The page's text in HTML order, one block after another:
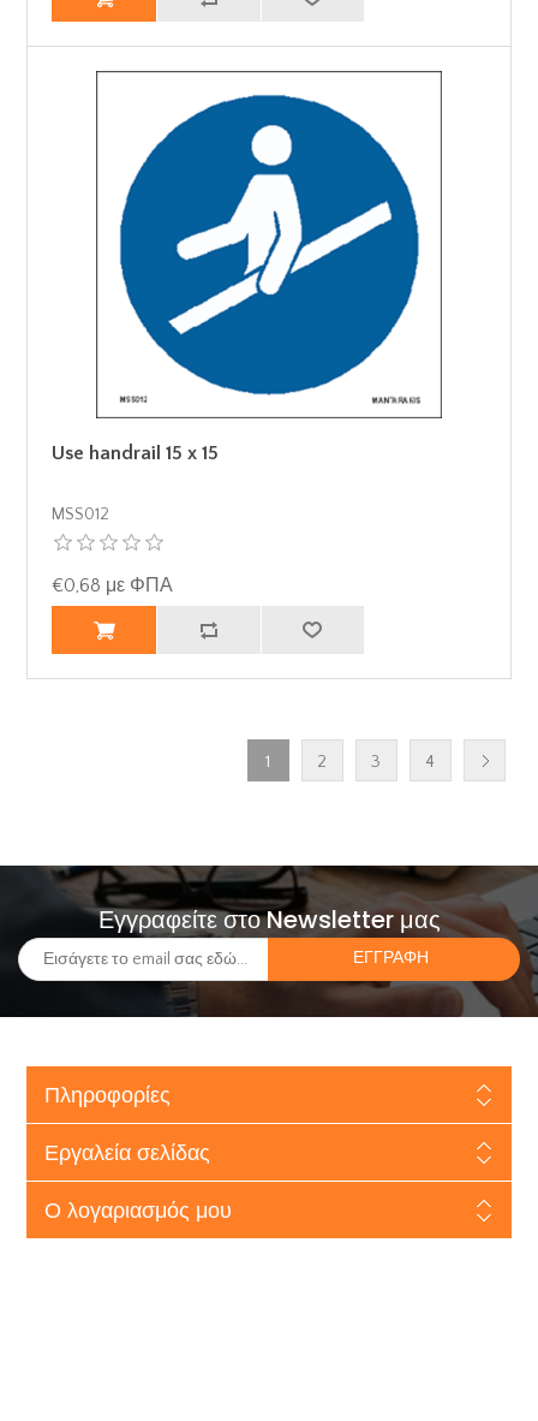
Use handrail 15 x 15
MSS012
€0,68 με ΦΠΑ
1 2 3 4
Εγγραφείτε στο Newsletter μας
Πληροφορίες
Εργαλεία σελίδας
Ο λογαριασμός μου